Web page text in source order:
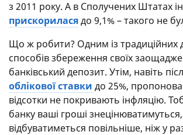
з 2011 року. А в Сполучених Штатах
прискориласядо 9,1% – такого не
Що ж робити? Одним із традиційних
способів збереження своїх
банківський депозит. Утім, навіть
облікової ставки до 25%,
відсотки не покривають інфляцію.
банку ваші гроші
відбуватиметься повільніше, ніж у